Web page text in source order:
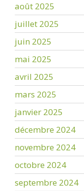
août 2025
juillet 2025
juin 2025
mai 2025
avril 2025
mars 2025
janvier 2025
décembre 2024
novembre 2024
octobre 2024
septembre 2024